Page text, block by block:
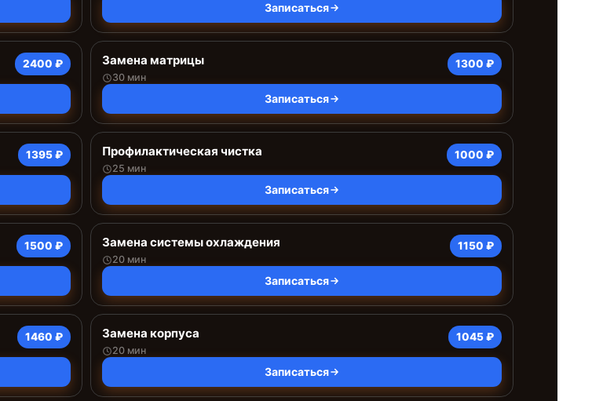
Записаться
2400 ₽ Замена матрицы
30 мин
1300 ₽
Записаться
1395 ₽ Профилактическая чистка
25 мин
1000 ₽
Записаться
1500 ₽ Замена системы охлаждения
20 мин
1150 ₽
Записаться
1460 ₽ Замена корпуса
20 мин
1045 ₽
Записаться